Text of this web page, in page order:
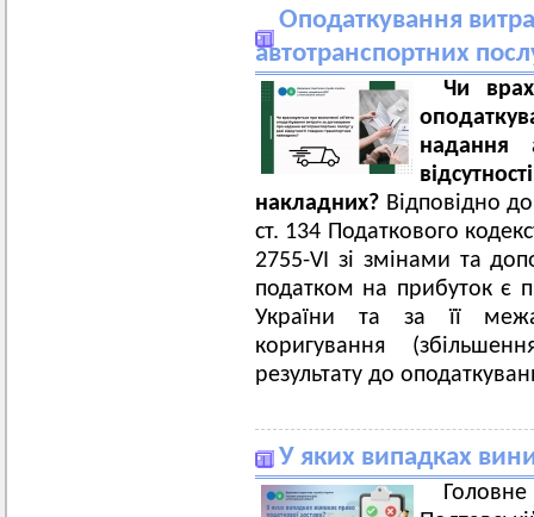
Оподаткування
автотранспортних
Чи
надання
накладних? Відповідно
ст. 134 Податкового
2755-VI зі змінами та
податком на прибуток є
України та за її
коригування
результату до
У яких випадках